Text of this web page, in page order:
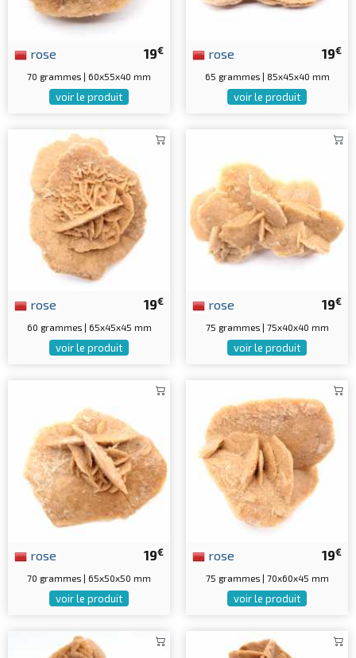
19€
rose
70 grammes | 60x55x40 mm
voir le produit
19€
rose
65 grammes | 85x45x40 mm
voir le produit
19€
rose
60 grammes | 65x45x45 mm
voir le produit
19€
rose
75 grammes | 75x40x40 mm
voir le produit
19€
rose
70 grammes | 65x50x50 mm
voir le produit
19€
rose
75 grammes | 70x60x45 mm
voir le produit